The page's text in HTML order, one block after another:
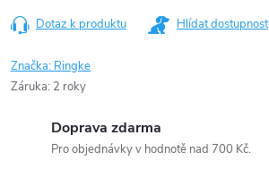
Dotaz k produktu Hlídat dostupnost
Značka: Ringke
Záruka: 2 roky
Doprava zdarma
Pro objednávky v hodnotě nad 700 Kč.